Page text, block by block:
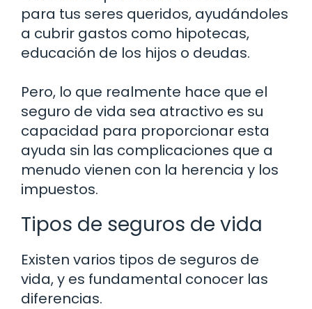
para tus seres queridos, ayudándoles
a cubrir gastos como hipotecas,
educación de los hijos o deudas.
Pero, lo que realmente hace que el
seguro de vida sea atractivo es su
capacidad para proporcionar esta
ayuda sin las complicaciones que a
menudo vienen con la herencia y los
impuestos.
Tipos de seguros de vida
Existen varios tipos de seguros de
vida, y es fundamental conocer las
diferencias.